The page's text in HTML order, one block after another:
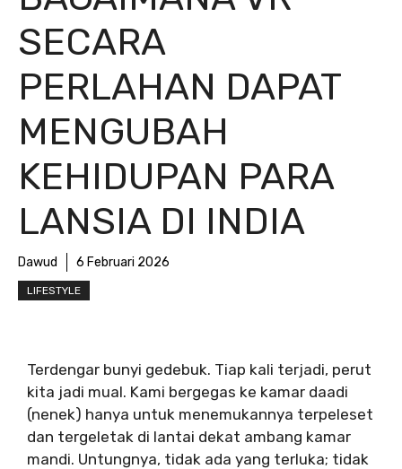
SECARA
PERLAHAN DAPAT
MENGUBAH
KEHIDUPAN PARA
LANSIA DI INDIA
Dawud 6 Februari 2026
LIFESTYLE
Terdengar bunyi gedebuk. Tiap kali terjadi, perut
kita jadi mual. Kami bergegas ke kamar daadi
(nenek) hanya untuk menemukannya terpeleset
dan tergeletak di lantai dekat ambang kamar
mandi. Untungnya, tidak ada yang terluka; tidak